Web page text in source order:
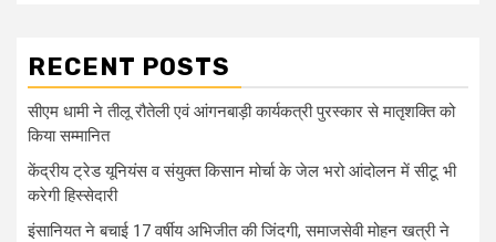
RECENT POSTS
सीएम धामी ने तीलू रौतेली एवं आंगनबाड़ी कार्यकत्री पुरस्कार से मातृशक्ति को
किया सम्मानित
केंद्रीय ट्रेड यूनियंस व संयुक्त किसान मोर्चा के जेल भरो आंदोलन में सीटू भी
करेगी हिस्सेदारी
इंसानियत ने बचाई 17 वर्षीय अभिजीत की जिंदगी, समाजसेवी मोहन खत्री ने